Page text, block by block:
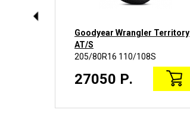
Goodyear Wrangler Territory
AT/S
205/80R16 110/108S
27050 Р.